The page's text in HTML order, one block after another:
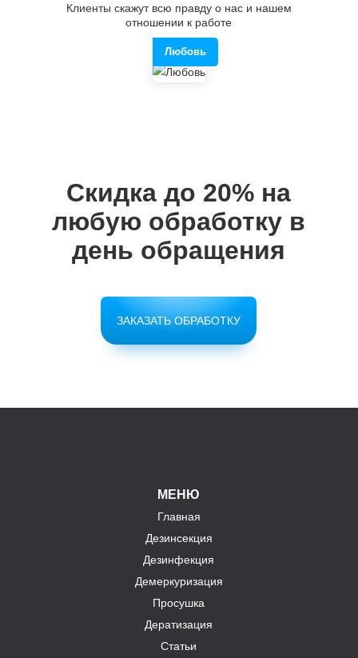
Клиенты скажут всю правду о нас и нашем
отношении к работе
Любовь
Скидка до 20% на
любую обработку в
день обращения
ЗАКАЗАТЬ ОБРАБОТКУ
МЕНЮ
Главная
Дезинсекция
Дезинфекция
Демеркуризация
Просушка
Дератизация
Статьи